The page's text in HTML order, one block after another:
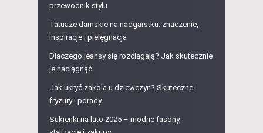
przewodnik stylu
Tatuaże damskie na nadgarstku: znaczenie,
inspiracje i pielęgnacja
Dlaczego jeansy się rozciągają? Jak skutecznie
je naciągnąć
Jak ukryć zakola u dziewczyn? Skuteczne
fryzury i porady
Sukienki na lato 2025 – modne fasony,